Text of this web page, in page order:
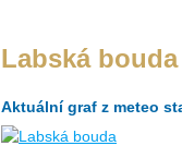
Labská bouda
Aktuální graf z meteo